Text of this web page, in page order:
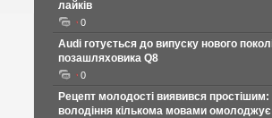
лайків
0
Audi готується до випуску нового
позашляховика Q8
0
Рецепт молодості виявився простішим:
володіння кількома мовами